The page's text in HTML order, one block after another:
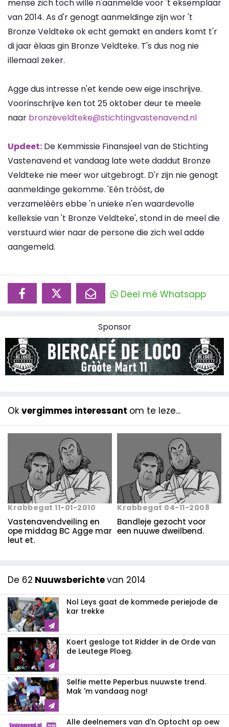
mense zich toch wille n'aanmelde voor 't eksemplaar
van 2014. As d'r genogt aanmeldinge zijn wor 't
Bronze Veldteke ok echt gemakt en anders komt t'r
di jaar èlaas gin Bronze Veldteke. T's dus nog nie
illemaal zeker.
Agge dus intresse n'et kende oew eige inschrijve.
Voorinschrijve ken tot 25 oktober deur te meele
naar bronzeveldteke@stichtingvastenavend.nl
Updeet: De Kemmissie Finansjeel van de Stichting
Vastenavend et vandaag late wete daddut Bronze
Veldteke nie meer wor uitgebrogt. D'r zijn nie genogt
aanmeldinge gekomme. 'Eén tròòst, de
verzamelèèrs ebbe 'n unieke n'en waardevolle
kelleksie van 't Bronze Veldteke', stond in de meel die
verstuurd wier naar de persone die zich wel adde
aangemeld.
Deel mè Whatsapp
Sponsor
Ok vergimmes interessant om te leze...
Krabbegat 11-01-2010
Vastenavendveiling en
ope middag BC Agge mar
leut et.
Krabbegat 04-11-2008
Bandleje gezocht voor
een nuuwe dweilbend.
De 62 Nuuwsberichtevan 2014
Nol Leys gaat de kommede periejode de
kar trekke
Koert gesloge tot Ridder in de Orde van
de Leutege Ploeg.
Selfie mette Peperbus nuuwste trend.
Mak 'm vandaag nog!
Alle deelnemers van d'n Optocht op oew